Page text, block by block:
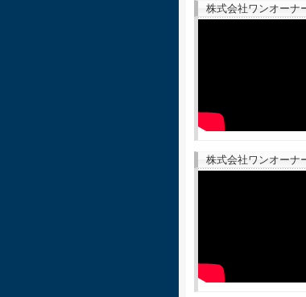
株式会社ワンオー
株式会社ワンオー